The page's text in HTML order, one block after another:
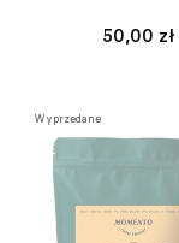
50,00 zł
Wyprzedane